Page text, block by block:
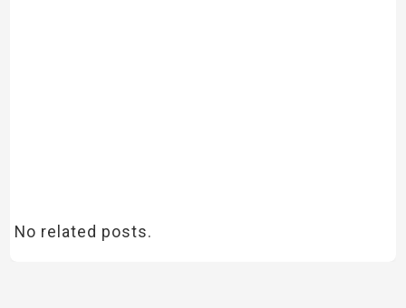
No related posts.